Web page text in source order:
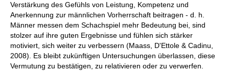
Verstärkung des Gefühls von Leistung, Kompetenz und
Anerkennung zur männlichen Vorherrschaft beitragen - d. h.
Männer messen dem Schachspiel mehr Bedeutung bei, sind
stolzer auf ihre guten Ergebnisse und fühlen sich stärker
motiviert, sich weiter zu verbessern (Maass, D'Ettole & Cadinu,
2008). Es bleibt zukünftigen Untersuchungen überlassen, diese
Vermutung zu bestätigen, zu relativieren oder zu verwerfen.